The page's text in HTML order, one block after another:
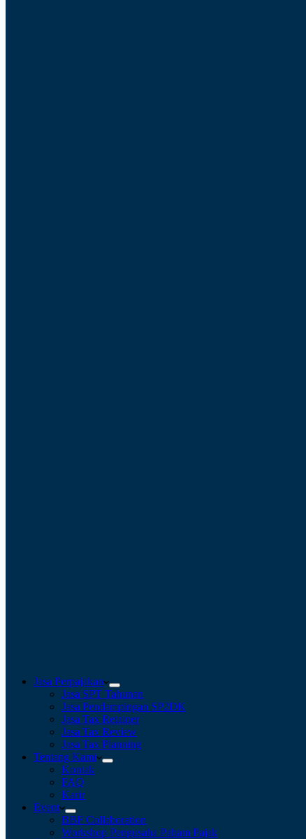
Jasa Perpajakan
Jasa SPT Tahunan
Jasa Pendampingan SP2DK
Jasa Tax Retainer
Jasa Tax Review
Jasa Tax Planning
Tentang Kami
Kontak
FAQ
Karir
Event
BBF Collaboration
Workshop Pengusaha Paham Pajak